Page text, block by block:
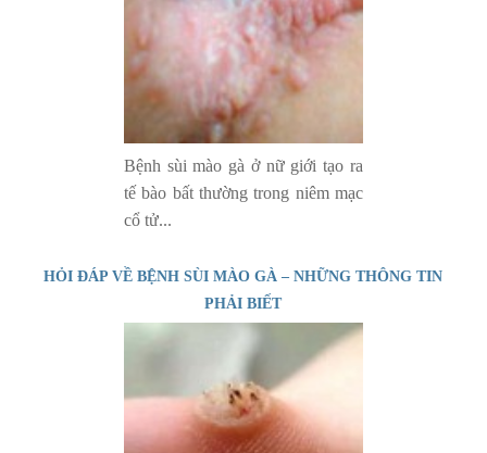
Bệnh sùi mào gà ở nữ giới tạo ra
tế bào bất thường trong niêm mạc
cổ tử...
HỎI ĐÁP VỀ BỆNH SÙI MÀO GÀ – NHỮNG THÔNG TIN
PHẢI BIẾT